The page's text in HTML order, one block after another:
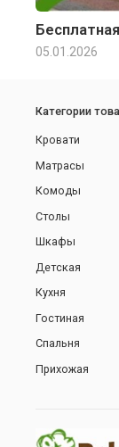
05.01.2026
Категории
Кровати
Матрасы
Комоды
Столы
Шкафы
Детская
Кухня
Гостиная
Спальня
Прихожая